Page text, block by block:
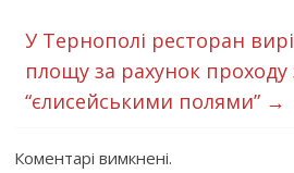
У Тернополі ресторан
площу за рахунок проходу
“єлисейськими полями” →
Коментарі вимкнені.